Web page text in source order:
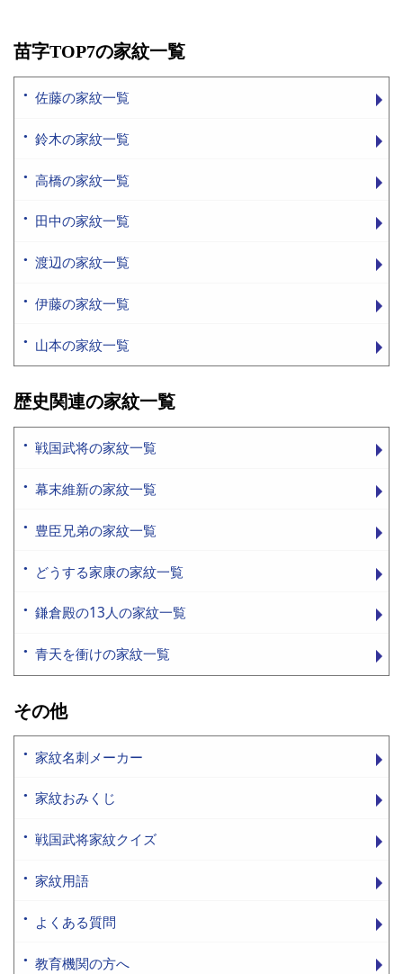
苗字TOP7の家紋一覧
佐藤の家紋一覧
鈴木の家紋一覧
高橋の家紋一覧
田中の家紋一覧
渡辺の家紋一覧
伊藤の家紋一覧
山本の家紋一覧
歴史関連の家紋一覧
戦国武将の家紋一覧
幕末維新の家紋一覧
豊臣兄弟の家紋一覧
どうする家康の家紋一覧
鎌倉殿の13人の家紋一覧
青天を衝けの家紋一覧
その他
家紋名刺メーカー
家紋おみくじ
戦国武将家紋クイズ
家紋用語
よくある質問
教育機関の方へ